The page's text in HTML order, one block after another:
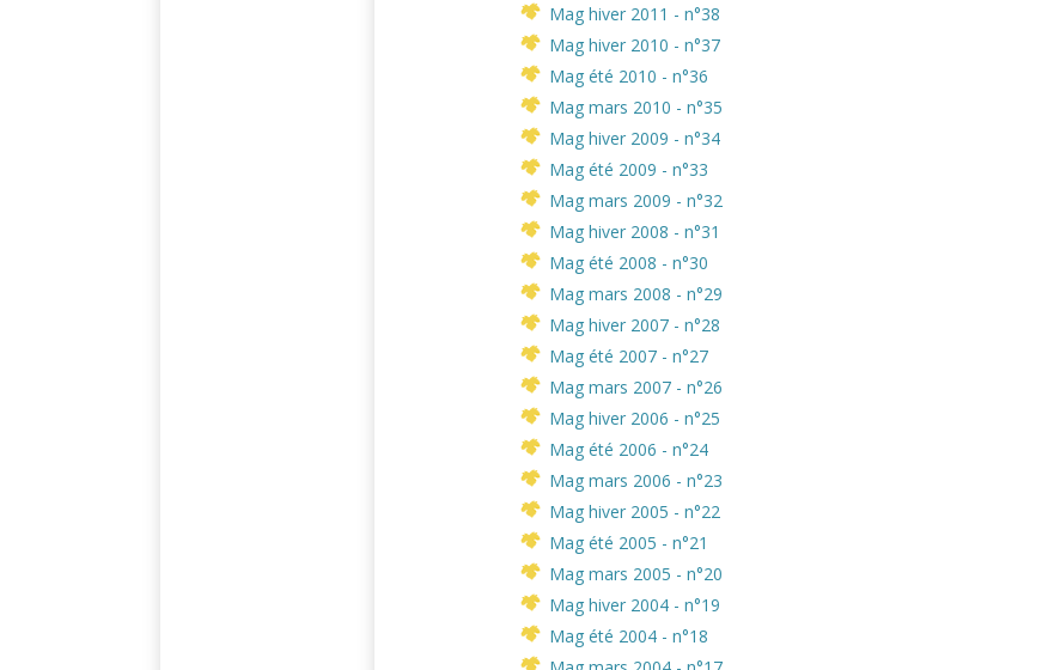
Mag hiver 2011 - n°38
Mag hiver 2010 - n°37
Mag été 2010 - n°36
Mag mars 2010 - n°35
Mag hiver 2009 - n°34
Mag été 2009 - n°33
Mag mars 2009 - n°32
Mag hiver 2008 - n°31
Mag été 2008 - n°30
Mag mars 2008 - n°29
Mag hiver 2007 - n°28
Mag été 2007 - n°27
Mag mars 2007 - n°26
Mag hiver 2006 - n°25
Mag été 2006 - n°24
Mag mars 2006 - n°23
Mag hiver 2005 - n°22
Mag été 2005 - n°21
Mag mars 2005 - n°20
Mag hiver 2004 - n°19
Mag été 2004 - n°18